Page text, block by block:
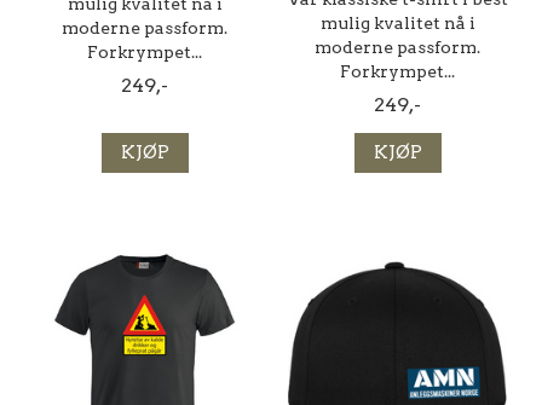
moderne passform.
Forkrympet...
249,-
KJØP
mulig kvalitet nå i
moderne passform.
Forkrympet...
249,-
KJØP